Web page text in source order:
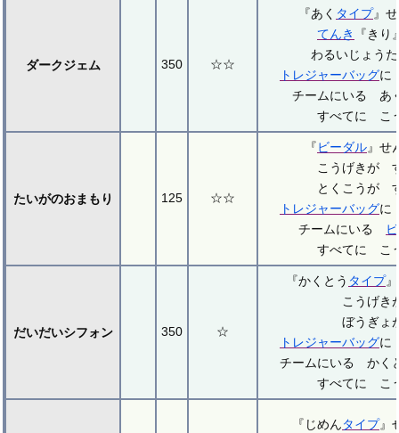
ダークジェム 350 ☆☆
『あく タイプ』
てんき
『き
わるいじょう
トレジャーバッグに
チームにいる あ
すべてに こ
たいがのおまもり 125 ☆☆
『ビーダル』
こうげきが
とくこうが
トレジャーバッグに
チームにいる
すべてに こ
だいだいシフォン 350 ☆
『かくとう タイプ
こうげ
ぼうぎ
トレジャーバッグに
チームにいる かく
すべてに こ
『じめんタイプ』